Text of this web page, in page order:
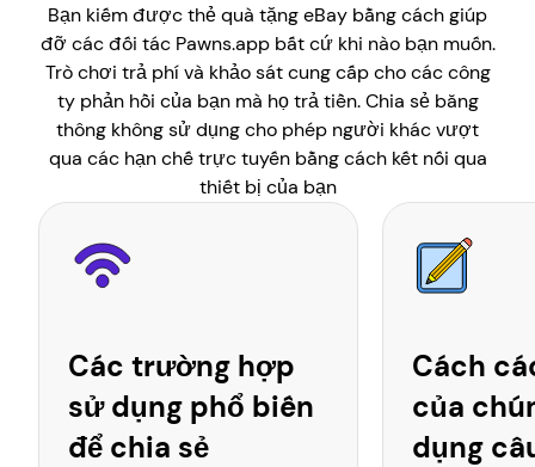
Bạn kiếm được thẻ quà tặng eBay bằng cách giúp
đỡ các đối tác Pawns.app bất cứ khi nào bạn muốn.
Trò chơi trả phí và khảo sát cung cấp cho các công
ty phản hồi của bạn mà họ trả tiền. Chia sẻ băng
thông không sử dụng cho phép người khác vượt
qua các hạn chế trực tuyến bằng cách kết nối qua
thiết bị của bạn
Các trường hợp
sử dụng phổ biến
để chia sẻ
Cách
của
dụng